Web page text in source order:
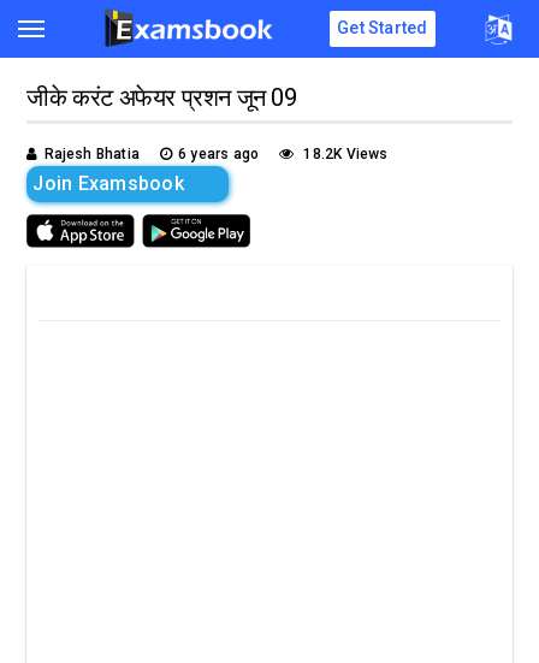
Get Started
जीके करंट अफेयर प्रशन जून 09
Rajesh Bhatia 6 years ago 18.2K Views
Join Examsbook